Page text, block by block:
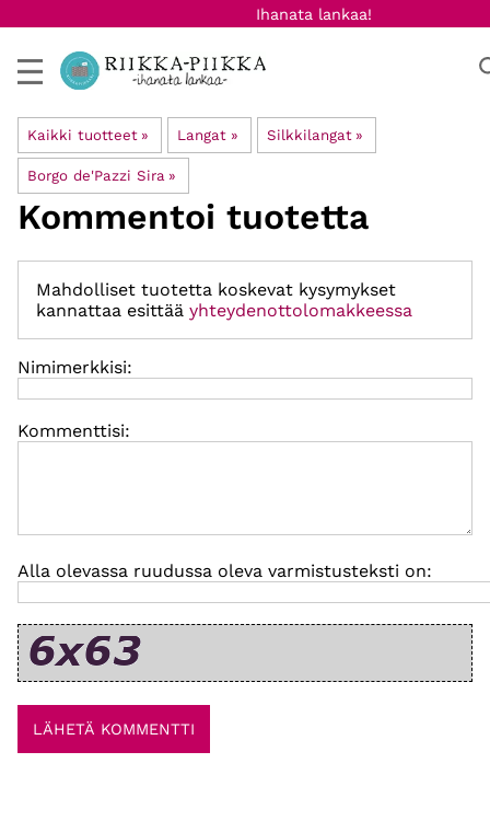
Ihanata lankaa!
Kaikki tuotteet ‪» Langat ‪» Silkkilangat ‪»
Borgo de'Pazzi Sira ‪»
Kommentoi tuotetta
Mahdolliset tuotetta koskevat kysymykset
kannattaa esittää yhteydenottolomakkeessa
Nimimerkkisi:
Kommenttisi:
Alla olevassa ruudussa oleva varmistusteksti on: